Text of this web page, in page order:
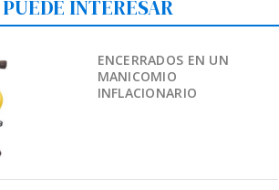
INTERESAR
ENCERRADOS EN UN
MANICOMIO
INFLACIONARIO